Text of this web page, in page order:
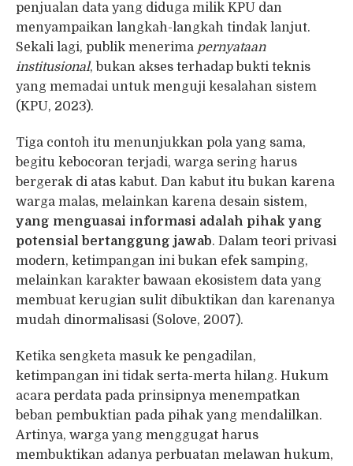
penjualan data yang diduga milik KPU dan
menyampaikan langkah-langkah tindak lanjut.
Sekali lagi, publik menerima pernyataan
institusional, bukan akses terhadap bukti teknis
yang memadai untuk menguji kesalahan sistem
(KPU, 2023).
Tiga contoh itu menunjukkan pola yang sama,
begitu kebocoran terjadi, warga sering harus
bergerak di atas kabut. Dan kabut itu bukan karena
warga malas, melainkan karena desain sistem,
yang menguasai informasi adalah pihak yang
potensial bertanggung jawab. Dalam teori privasi
modern, ketimpangan ini bukan efek samping,
melainkan karakter bawaan ekosistem data yang
membuat kerugian sulit dibuktikan dan karenanya
mudah dinormalisasi (Solove, 2007).
Ketika sengketa masuk ke pengadilan,
ketimpangan ini tidak serta-merta hilang. Hukum
acara perdata pada prinsipnya menempatkan
beban pembuktian pada pihak yang mendalilkan.
Artinya, warga yang menggugat harus
membuktikan adanya perbuatan melawan hukum,